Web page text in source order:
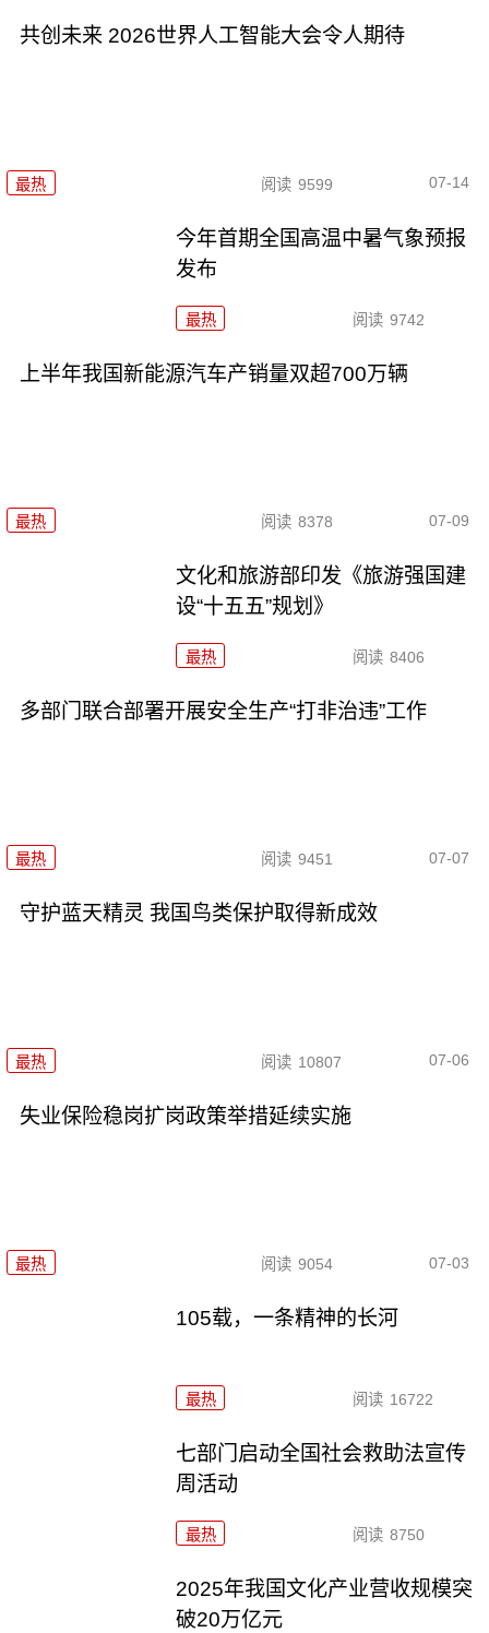
共创未来 2026世界人工智能大会令人期待
最热 阅读 9599 07-14
今年首期全国高温中暑气象预报
发布
最热 阅读 9742
上半年我国新能源汽车产销量双超700万辆
最热 阅读 8378 07-09
文化和旅游部印发《旅游强国建
设“十五五”规划》
最热 阅读 8406
多部门联合部署开展安全生产“打非治违”工作
最热 阅读 9451 07-07
守护蓝天精灵 我国鸟类保护取得新成效
最热 阅读 10807 07-06
失业保险稳岗扩岗政策举措延续实施
最热 阅读 9054 07-03
105载，一条精神的长河
最热 阅读 16722
七部门启动全国社会救助法宣传
周活动
最热 阅读 8750
2025年我国文化产业营收规模突
破20万亿元